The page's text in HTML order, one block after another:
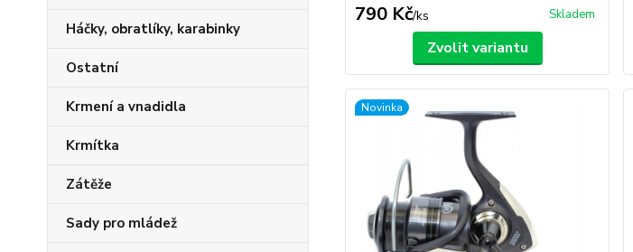
Háčky, obratlíky, karabinky
Ostatní
Krmení a vnadidla
Krmítka
Zátěže
Sady pro mládež
790 Kč/ks Skladem
Zvolit variantu
Novinka